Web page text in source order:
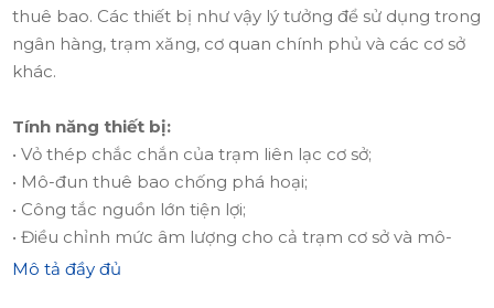
thuê bao. Các thiết bị như vậy lý tưởng để sử dụng trong
ngân hàng, trạm xăng, cơ quan chính phủ và các cơ sở
khác.
Tính năng thiết bị:
• Vỏ thép chắc chắn của trạm liên lạc cơ sở;
• Mô-đun thuê bao chống phá hoại;
• Công tắc nguồn lớn tiện lợi;
• Điều chỉnh mức âm lượng cho cả trạm cơ sở và mô-
đun thuê bao;
Mô tả đầy đủ